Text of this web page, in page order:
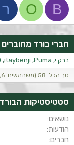
B
O ר
חברי בורד מחוברים
ברק.י Puma
itaybenji
סך הכל: 58 (משתמשים: 6, אורחים: 52)
סטטיסטיקות הבורד
נושאים
הודעות
חברים